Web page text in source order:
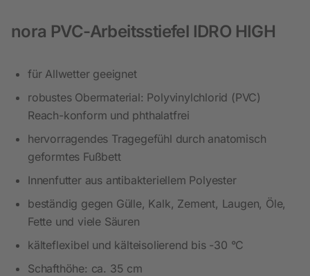
nora PVC-Arbeitsstiefel IDRO HIGH
für Allwetter geeignet
robustes Obermaterial: Polyvinylchlorid (PVC)
Reach-konform und phthalatfrei
hervorragendes Tragegefühl durch anatomisch
geformtes Fußbett
Innenfutter aus antibakteriellem Polyester
beständig gegen Gülle, Kalk, Zement, Laugen, Öle,
Fette und viele Säuren
kälteflexibel und kälteisolierend bis -30 °C
Schafthöhe: ca. 35 cm